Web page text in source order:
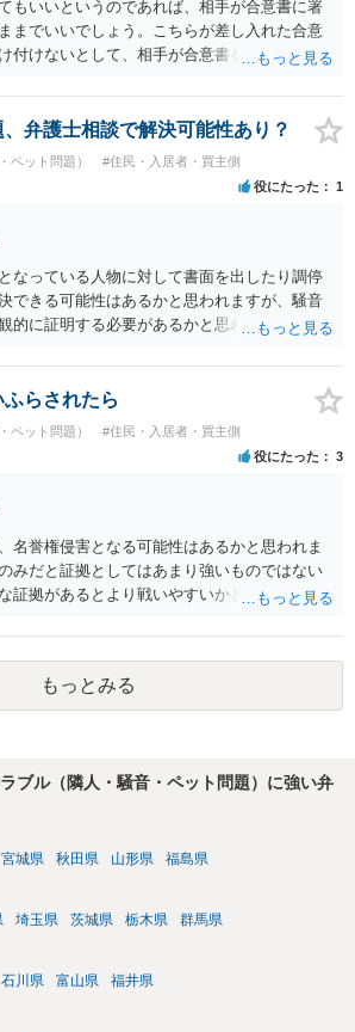
もいいというのであれば、相手が合意書に署
までいいでしょう。こちらが差し入れた合意
付けないとして、相手が合意書を作成するま
うことなので、もし11,000円の支払い合意も
れば、できれば内容証明で先方の支払いの請
もりがない旨を書面で伝えたうえで、先に差
ると明確に示す必要があります。
弁護士相談で解決可能性あり？
ペット問題） #住民・入居者・買主側
役にたった 1
なっている人物に対して書面を出したり調停
できる可能性はあるかと思われますが、騒音
的に証明する必要があるかと思われます。
らされたら
ペット問題） #住民・入居者・買主側
役にたった 3
名誉権侵害となる可能性はあるかと思われま
みだと証拠としてはあまり強いものではない
証拠があるとより戦いやすいかと思われま
もっとみる
ブル（隣人・騒音・ペット問題）に強い弁
宮城県 秋田県 山形県 福島県
埼玉県 茨城県 栃木県 群馬県
石川県 富山県 福井県